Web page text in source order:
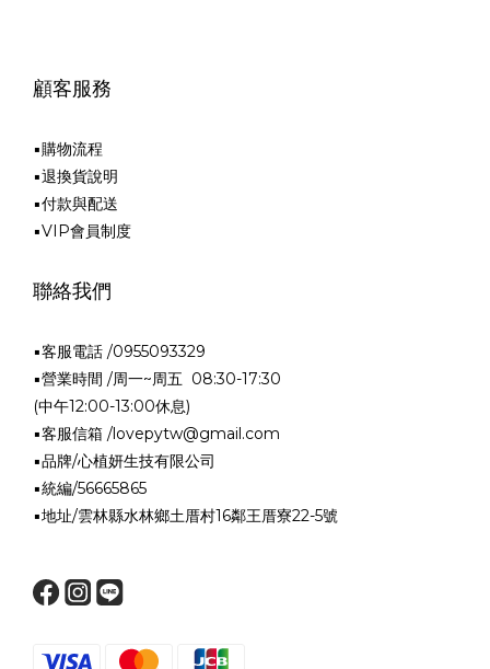
顧客服務
▪購物流程
▪退換貨說明
▪付款與配送
▪VIP會員制度
聯絡我們
▪客服電話 /0955093329
▪營業時間 /周一~周五 08:30-17:30
(中午12:00-13:00休息)
▪客服信箱 /lovepytw@gmail.com
▪品牌/心植妍生技有限公司
▪統編/56665865
▪地址/雲林縣水林鄉土厝村16鄰王厝寮22-5號